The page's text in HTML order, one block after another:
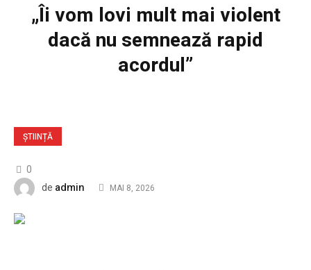
„Îi vom lovi mult mai violent
dacă nu semnează rapid
acordul”
ȘTIINȚĂ
0
de admin MAI 8, 2026